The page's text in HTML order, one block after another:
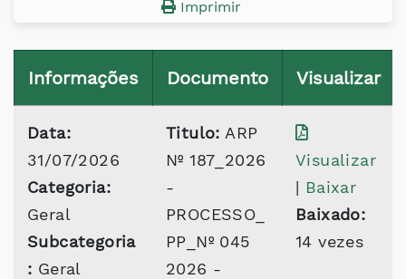
Imprimir
Informações Documento Visualizar
Data:
31/07/2026
Categoria:
Geral
Subcategoria
: Geral
Titulo: ARP
Nº 187_2026
-
PROCESSO_
PP_Nº 045
2026 -
Visualizar
| Baixar
Baixado:
14 vezes